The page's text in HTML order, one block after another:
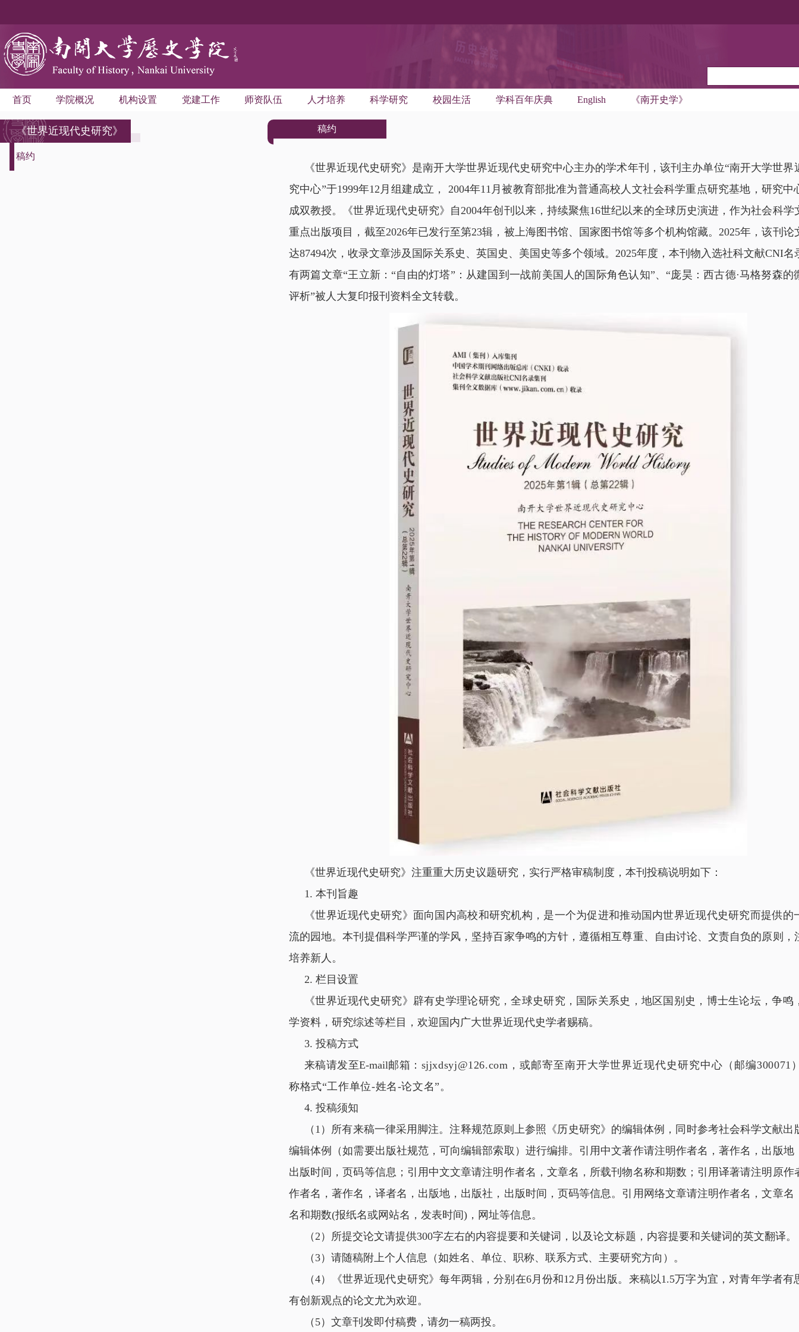
首页 学院概况 机构设置 党建工作 师资队伍 人才培养 科学研究 校园生活 学科百年庆典 English 《南开史学》
《世界近现代史研究》
稿约
稿约
《世界近现代史研究》是南开大学世界近现代史研究中心主办的学术年刊，该刊主办单位“南开大学世界
究中心”于1999年12月组建成立， 2004年11月被教育部批准为普通高校人文社会科学重点研究基地，研究中
成双教授。《世界近现代史研究》自2004年创刊以来，持续聚焦16世纪以来的全球历史演进，作为社会科学
重点出版项目，截至2026年已发行至第23辑，被上海图书馆、国家图书馆等多个机构馆藏。2025年，该刊论
达87494次，收录文章涉及国际关系史、英国史、美国史等多个领域。2025年度，本刊物入选社科文献CNI名
有两篇文章“王立新：“自由的灯塔”：从建国到一战前美国人的国际角色认知”、“庞昊：西古德·马格努森的
评析”被人大复印报刊资料全文转载。
《世界近现代史研究》注重重大历史议题研究，实行严格审稿制度，本刊投稿说明如下：
1. 本刊旨趣
《世界近现代史研究》面向国内高校和研究机构，是一个为促进和推动国内世界近现代史研究而提供的
流的园地。本刊提倡科学严谨的学风，坚持百家争鸣的方针，遵循相互尊重、自由讨论、文责自负的原则，
培养新人。
2. 栏目设置
《世界近现代史研究》辟有史学理论研究，全球史研究，国际关系史，地区国别史，博士生论坛，争鸣
学资料，研究综述等栏目，欢迎国内广大世界近现代史学者赐稿。
3. 投稿方式
来稿请发至E-mail邮箱： sjjxdsyj@126.com ，或邮寄至南开大学世界近现代史研究中心（邮编300071
称格式“工作单位-姓名-论文名”。
4. 投稿须知
（1）所有来稿一律采用脚注。注释规范原则上参照《历史研究》的编辑体例，同时参考社会科学文献出
编辑体例（如需要出版社规范，可向编辑部索取）进行编排。引用中文著作请注明作者名，著作名，出版地
出版时间，页码等信息；引用中文文章请注明作者名，文章名，所载刊物名称和期数；引用译著请注明原作
作者名，著作名，译者名，出版地，出版社，出版时间，页码等信息。引用网络文章请注明作者名，文章名
名和期数(报纸名或网站名，发表时间)，网址等信息。
（2）所提交论文请提供300字左右的内容提要和关键词，以及论文标题，内容提要和关键词的英文翻译。
（3）请随稿附上个人信息（如姓名、单位、职称、联系方式、主要研究方向）。
（4）《世界近现代史研究》每年两辑，分别在6月份和12月份出版。来稿以1.5万字为宜，对青年学者有
有创新观点的论文尤为欢迎。
（5）文章刊发即付稿费，请勿一稿两投。